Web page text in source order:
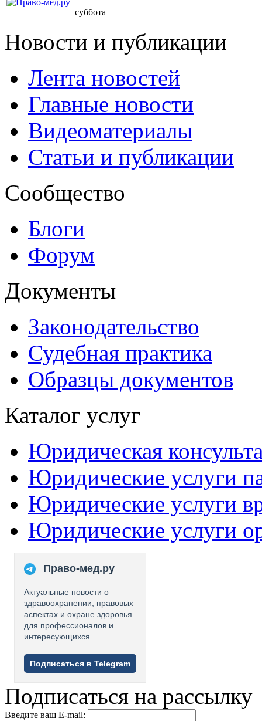
суббота
Новости и публикации
Лента новостей
Главные новости
Видеоматериалы
Статьи и публикации
Сообщество
Блоги
Форум
Документы
Законодательство
Судебная практика
Образцы документов
Каталог услуг
Юридическая
Юридические услуги
Юридические услуги
Юридические услуги
Право-мед.ру
Актуальные новости о
здравоохранении, правовых
аспектах и охране здоровья
для профессионалов и
интересующихся
Подписаться в Telegram
Подписаться на рассылку
Введите ваш E-mail: